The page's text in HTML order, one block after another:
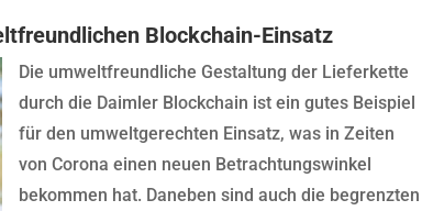
Blockchain-Einsatz
Die umweltfreundliche Gestaltung der Lieferkette
durch die Daimler Blockchain ist ein gutes Beispiel
für den umweltgerechten Einsatz, was in Zeiten
von Corona einen neuen Betrachtungswinkel
bekommen hat. Daneben sind auch die begrenzten